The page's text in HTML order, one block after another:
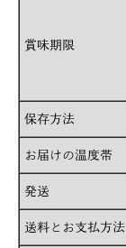
賞味期限
保存方法
お届けの温度帯
発送
送料とお支払方法